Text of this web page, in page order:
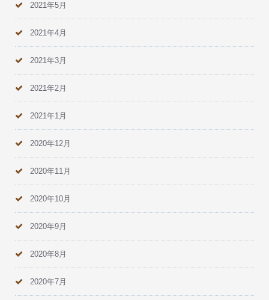
2021年5月
2021年4月
2021年3月
2021年2月
2021年1月
2020年12月
2020年11月
2020年10月
2020年9月
2020年8月
2020年7月